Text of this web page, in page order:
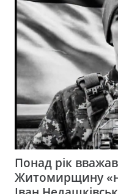
Понад рік
Житомирщину